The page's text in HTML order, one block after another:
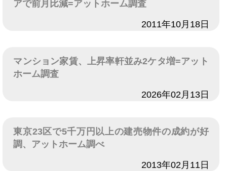
アで前月比減=アットホーム調査
2011年10月18日
マンション家賃、上昇率軒並み2ケタ増=アット
ホーム調査
2026年02月13日
東京23区で5千万円以上の建売物件の成約が好
調、アットホーム調べ
2013年02月11日